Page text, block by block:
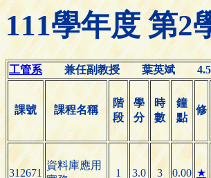
111學年度 第
工管系兼任副教授 葉英斌
課號 課程名稱
階
段
學
分
時
數
鐘
點
修
312671
資料庫應用
1 3.0 3 0.00 ★